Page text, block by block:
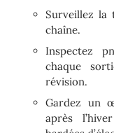
Surveillez la
chaîne.
Inspectez
chaque
révision.
Gardez un
après